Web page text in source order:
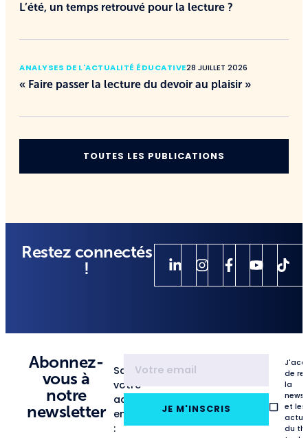
L’été, un temps retrouvé pour la lecture ?
ANALYSES DE L'ACTUALITÉ ÉDUCATIVE28 JUILLET 2026
« Faire passer la lecture du devoir au plaisir »
TOUTES LES PUBLICATIONS
Restez connectés
!
Abonnez-
vous à
notre
newsletter
Saisissez
votre
adresse
email
:
JE M'INSCRIS
de
la
et les
du